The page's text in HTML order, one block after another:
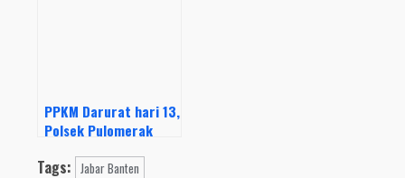
PPKM Darurat hari 13,
Polsek Pulomerak
Sosialisasi ke Pelosok
Tags: Jabar Banten